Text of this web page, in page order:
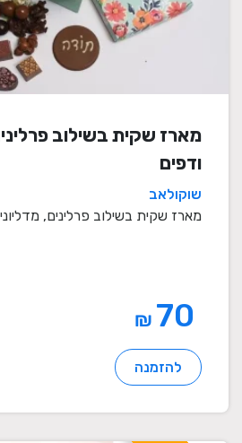
מארז שקית בשילוב
ודפים
שוקולאב
מארז שקית בשילוב פרלינים,
₪
להזמנה